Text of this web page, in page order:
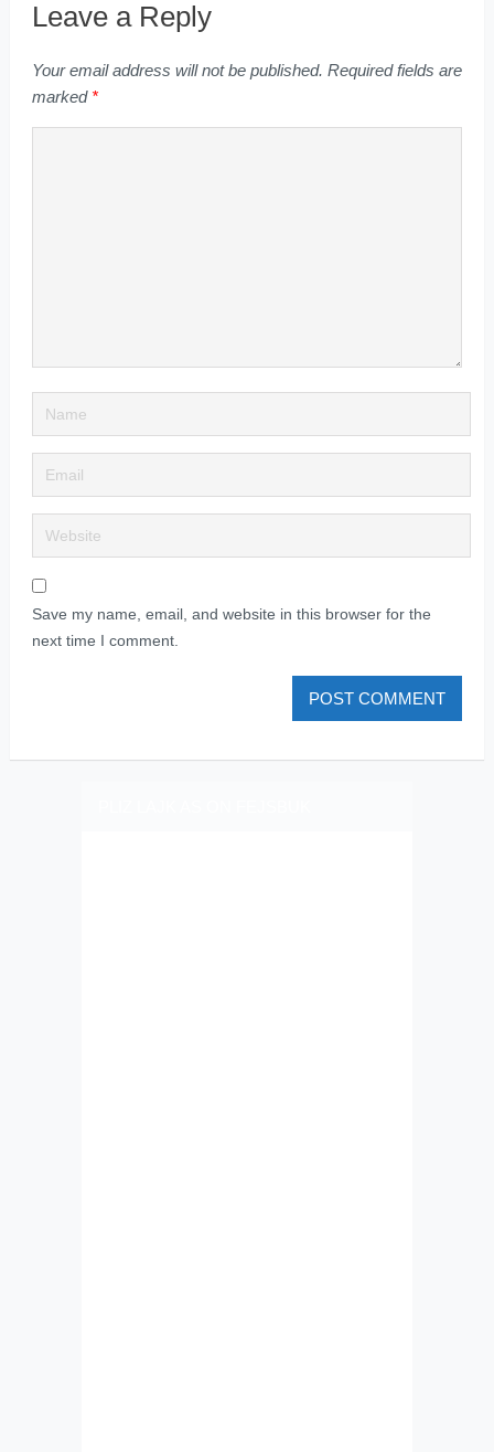
Leave a Reply
Your email address will not be published. Required fields are
marked *
Save my name, email, and website in this browser for the
next time I comment.